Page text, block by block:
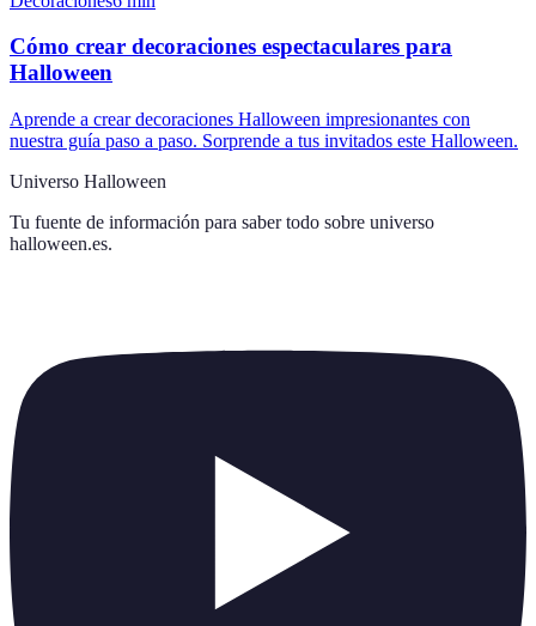
Cómo crear decoraciones espectaculares para
Halloween
Aprende a crear decoraciones Halloween impresionantes con
nuestra guía paso a paso. Sorprende a tus invitados este Halloween.
Universo Halloween
Tu fuente de información para saber todo sobre universo
halloween.es.